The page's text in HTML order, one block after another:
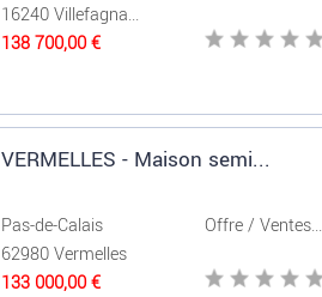
16240 Villefagna...
138 700,00 €
VERMELLES - Maison semi...
Pas-de-Calais
62980 Vermelles
133 000,00 €
Offre / Ventes...